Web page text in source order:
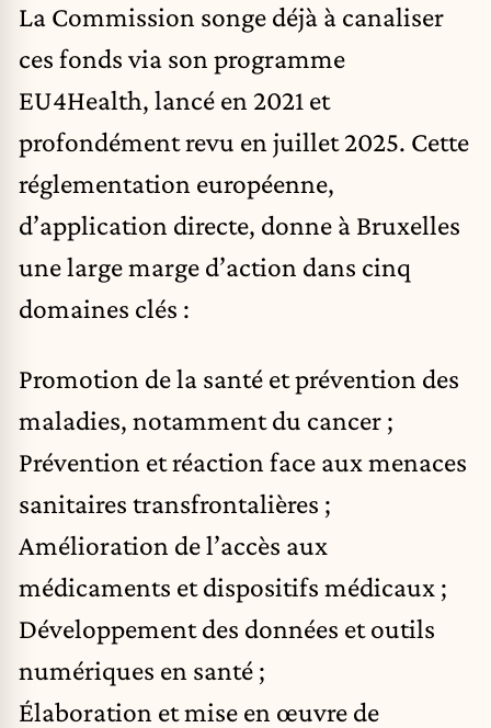
La Commission songe déjà à canaliser
ces fonds via son programme
EU4Health, lancé en 2021 et
profondément revu en juillet 2025. Cette
réglementation européenne,
d’application directe, donne à Bruxelles
une large marge d’action dans cinq
domaines clés :
Promotion de la santé et prévention des
maladies, notamment du cancer ;
Prévention et réaction face aux menaces
sanitaires transfrontalières ;
Amélioration de l’accès aux
médicaments et dispositifs médicaux ;
Développement des données et outils
numériques en santé ;
Élaboration et mise en œuvre de